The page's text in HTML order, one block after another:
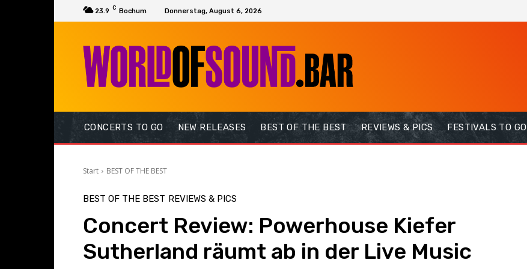
23.9 C Bochum Donnerstag, August 6, 2026
CONCERTS TO GO NEW RELEASES BEST OF THE BEST REVIEWS & PICS FESTIVALS TO GO
Start BEST OF THE BEST
BEST OF THE BEST REVIEWS & PICS
Concert Review: Powerhouse Kiefer
Sutherland räumt ab in der Live Music